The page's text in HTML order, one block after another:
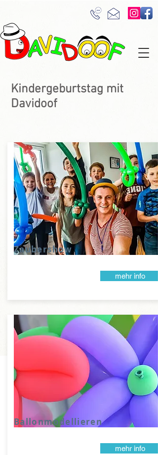
Kindergeburtstag mit
Davidoof
Zaubershow
mehr info
Ballonmodellieren
mehr info